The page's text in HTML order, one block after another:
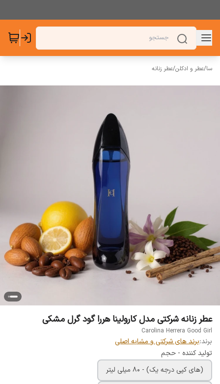
سا/عطر و ادکلن/عطر زنانه
عطر زنانه شرکتی مدل کارولینا هررا گود گرل مشکی
Carolina Herrera Good Girl
برند:برند های شرکتی و مشابه اصلی
تولید کننده - حجم
(های کپی درجه یک) - 80 میلی لیتر